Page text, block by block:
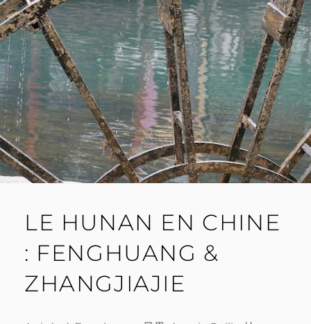
LE HUNAN EN CHINE
: FENGHUANG &
ZHANGJIAJIE